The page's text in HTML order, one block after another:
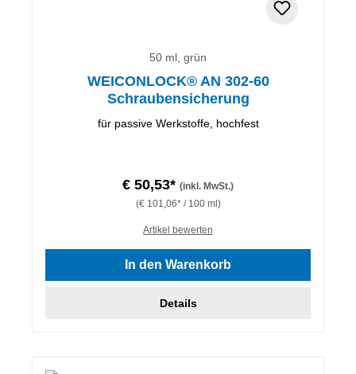
50 ml, grün
WEICONLOCK® AN 302-60
Schraubensicherung
für passive Werkstoffe, hochfest
€ 50,53* (inkl. MwSt.)
(€ 101,06* / 100 ml)
Artikel bewerten
In den Warenkorb
Details